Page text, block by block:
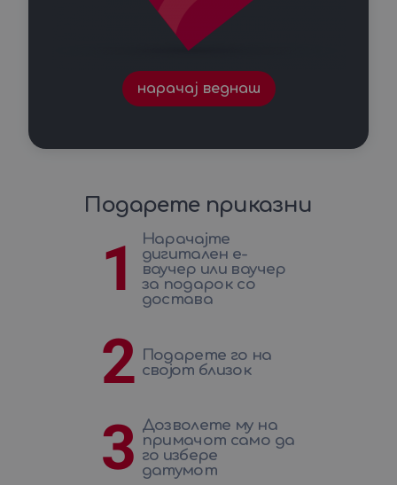
нарачај веднаш
Подарете приказни
1
Нарачајте
дигитален е-
ваучер или ваучер
за подарок со
достава
2
Подарете го на
својот близок
3 Дозволете му на
примачот само да
го избере
датумот